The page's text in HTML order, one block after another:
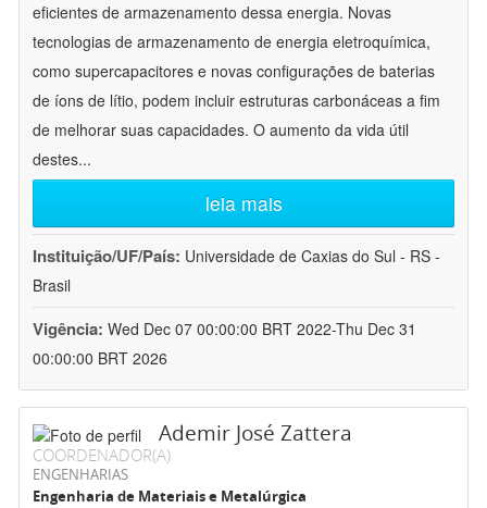
eficientes de armazenamento dessa energia. Novas
tecnologias de armazenamento de energia eletroquímica,
como supercapacitores e novas configurações de baterias
de íons de lítio, podem incluir estruturas carbonáceas a fim
de melhorar suas capacidades. O aumento da vida útil
destes...
leia mais
Instituição/UF/País: Universidade de Caxias do Sul - RS -
Brasil
Vigência: Wed Dec 07 00:00:00 BRT 2022-Thu Dec 31
00:00:00 BRT 2026
Ademir José Zattera
COORDENADOR(A)
ENGENHARIAS
Engenharia de Materiais e Metalúrgica